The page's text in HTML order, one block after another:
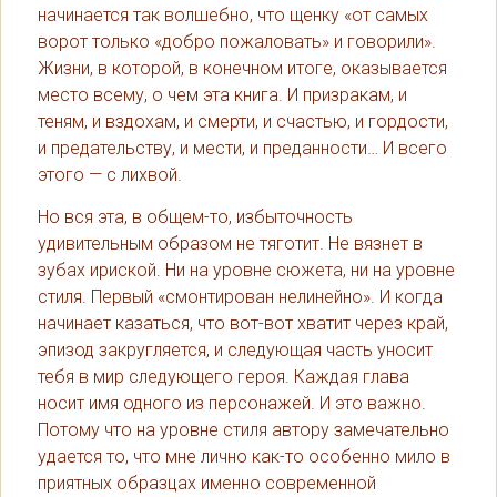
начинается так волшебно, что щенку «от самых
ворот только «добро пожаловать» и говорили».
Жизни, в которой, в конечном итоге, оказывается
место всему, о чем эта книга. И призракам, и
теням, и вздохам, и смерти, и счастью, и гордости,
и предательству, и мести, и преданности… И всего
этого — с лихвой.
Но вся эта, в общем-то, избыточность
удивительным образом не тяготит. Не вязнет в
зубах ириской. Ни на уровне сюжета, ни на уровне
стиля. Первый «смонтирован нелинейно». И когда
начинает казаться, что вот-вот хватит через край,
эпизод закругляется, и следующая часть уносит
тебя в мир следующего героя. Каждая глава
носит имя одного из персонажей. И это важно.
Потому что на уровне стиля автору замечательно
удается то, что мне лично как-то особенно мило в
приятных образцах именно современной